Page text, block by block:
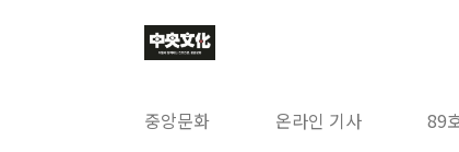
중앙문화 온라인 기사 89